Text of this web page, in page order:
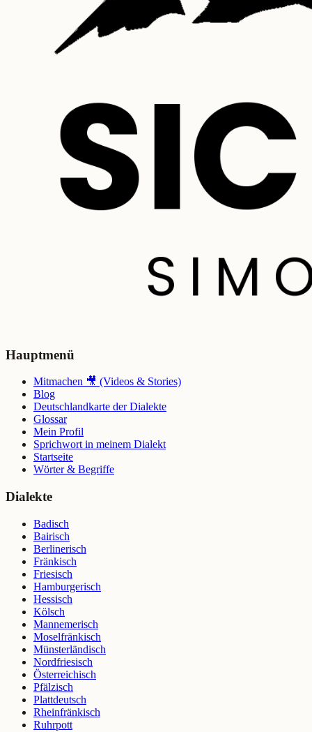
Hauptmenü
Mitmachen 🎥 (Videos & Stories)
Blog
Deutschlandkarte der Dialekte
Glossar
Mein Profil
Sprichwort in meinem Dialekt
Startseite
Wörter & Begriffe
Dialekte
Badisch
Bairisch
Berlinerisch
Fränkisch
Friesisch
Hamburgerisch
Hessisch
Kölsch
Mannemerisch
Moselfränkisch
Münsterländisch
Nordfriesisch
Österreichisch
Pfälzisch
Plattdeutsch
Rheinfränkisch
Ruhrpott